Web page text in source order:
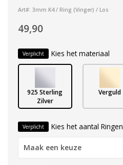
Art#: 3mm K4 / Ring (Vinger) / Los
49,90
Verplicht Kies het materiaal
925 Sterling
Zilver
Verguld
Verplicht Kies het aantal Ringen
Maak een keuze